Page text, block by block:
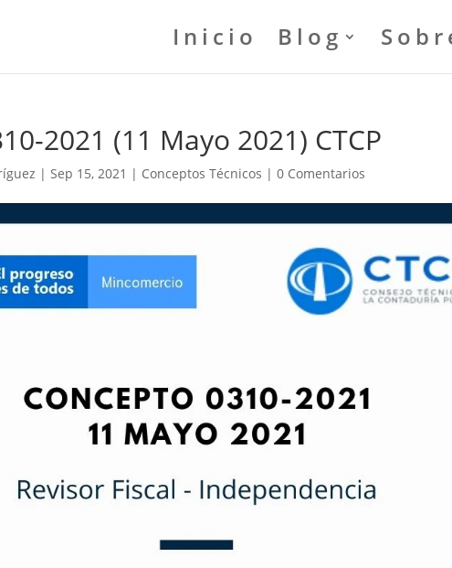
Inicio Blog
2021 (11 Mayo 2021) CTCP
|Sep 15, 2021 | Conceptos Técnicos |0 Comentarios